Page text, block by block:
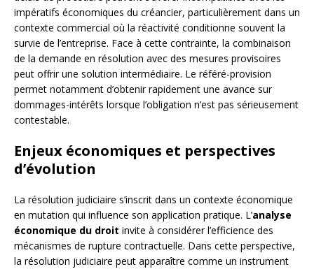
impératifs économiques du créancier, particulièrement dans un
contexte commercial où la réactivité conditionne souvent la
survie de l’entreprise. Face à cette contrainte, la combinaison
de la demande en résolution avec des mesures provisoires
peut offrir une solution intermédiaire. Le référé-provision
permet notamment d’obtenir rapidement une avance sur
dommages-intérêts lorsque l’obligation n’est pas sérieusement
contestable.
Enjeux économiques et perspectives
d’évolution
La résolution judiciaire s’inscrit dans un contexte économique
en mutation qui influence son application pratique. L’analyse
économique du droit invite à considérer l’efficience des
mécanismes de rupture contractuelle. Dans cette perspective,
la résolution judiciaire peut apparaître comme un instrument